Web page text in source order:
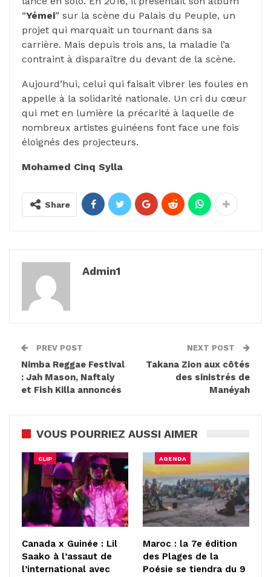
“Yémei” sur la scène du Palais du Peuple, un
projet qui marquait un tournant dans sa
carrière. Mais depuis trois ans, la maladie l’a
contraint à disparaître du devant de la scène.
Aujourd’hui, celui qui faisait vibrer les foules en
appelle à la solidarité nationale. Un cri du cœur
qui met en lumière la précarité à laquelle de
nombreux artistes guinéens font face une fois
éloignés des projecteurs.
Mohamed Cinq Sylla
Share
Admin1
PREV POST
Nimba Reggae Festival
: Jah Mason, Naftaly
et Fish Killa annoncés
NEXT POST
Takana Zion aux côtés
des sinistrés de
Manéyah
VOUS POURRIEZ AUSSI AIMER
CLIP
Canada x Guinée : Lil
Saako à l’assaut de
l’international avec
AGENDA
Maroc : la 7e édition
des Plages de la
Poésie se tiendra du 9